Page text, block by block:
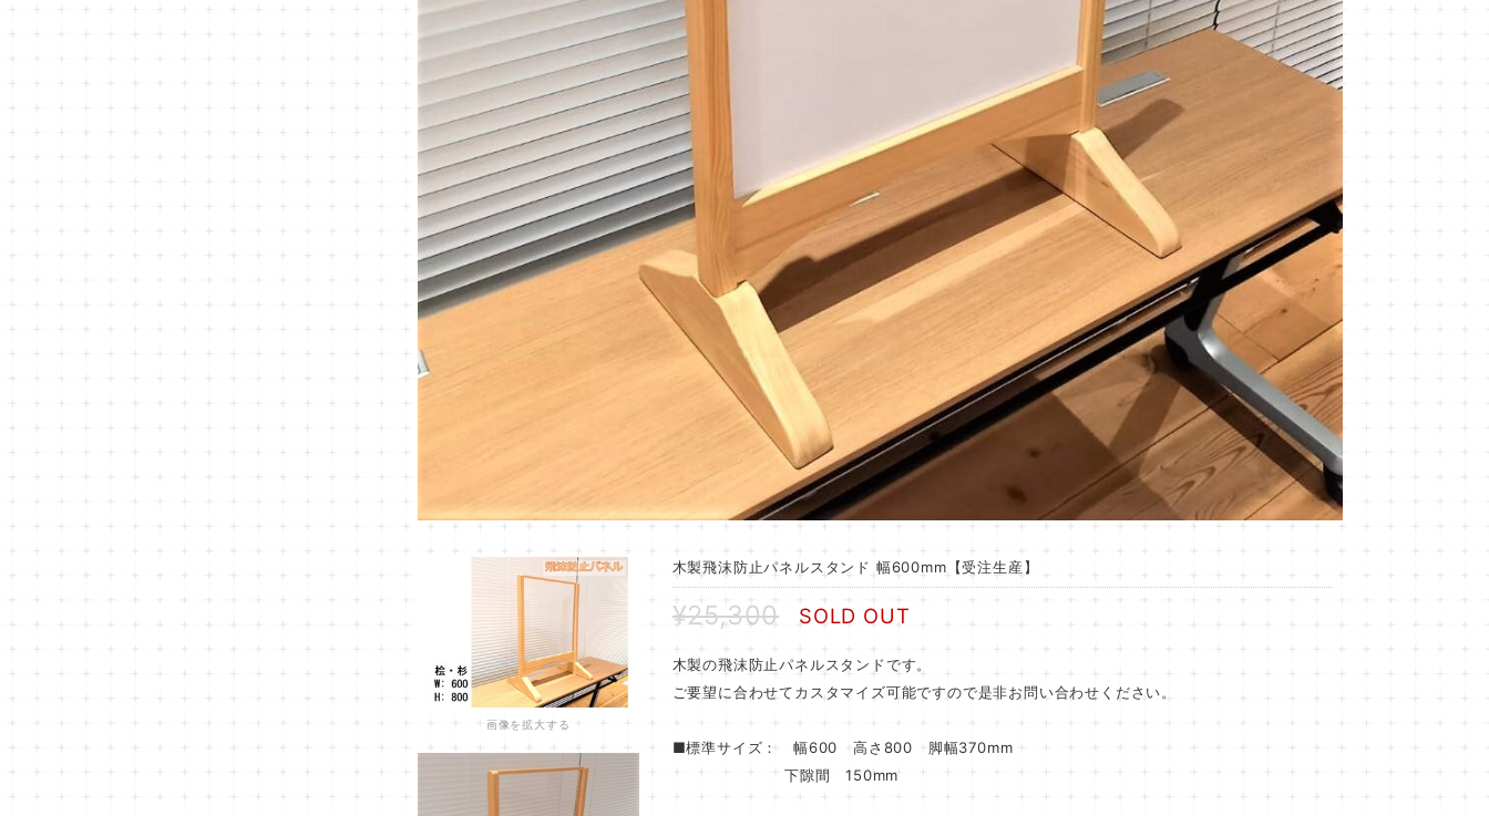
画像を拡大する
木製飛沫防止パネルスタンド 幅600mm【受注生産】
¥25,300 SOLD OUT
木製の飛沫防止パネルスタンドです。
ご要望に合わせてカスタマイズ可能ですので是非お問い合わせください。
■標準サイズ： 幅600 高さ800 脚幅370mm
下隙間 150mm